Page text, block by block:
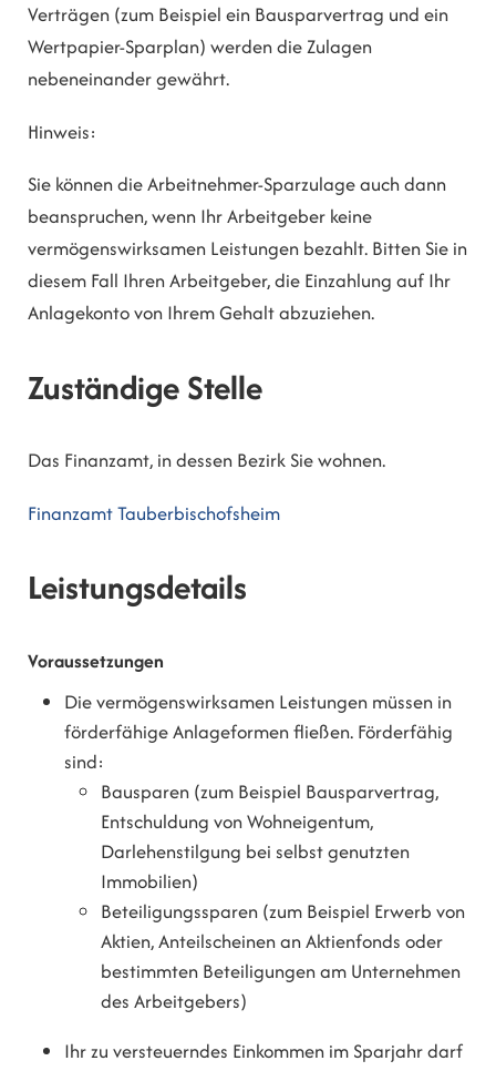
Verträgen (zum Beispiel ein Bausparvertrag und ein
Wertpapier-Sparplan) werden die Zulagen
nebeneinander gewährt.
Hinweis:
Sie können die Arbeitnehmer-Sparzulage auch dann
beanspruchen, wenn Ihr Arbeitgeber keine
vermögenswirksamen Leistungen bezahlt. Bitten Sie in
diesem Fall Ihren Arbeitgeber, die Einzahlung auf Ihr
Anlagekonto von Ihrem Gehalt abzuziehen.
Zuständige Stelle
Das Finanzamt, in dessen Bezirk Sie wohnen.
Finanzamt Tauberbischofsheim
Leistungsdetails
Voraussetzungen
Die vermögenswirksamen Leistungen müssen in
förderfähige Anlageformen fließen. Förderfähig
sind:
Bausparen (zum Beispiel Bausparvertrag,
Entschuldung von Wohneigentum,
Darlehenstilgung bei selbst genutzten
Immobilien)
Beteiligungssparen (zum Beispiel Erwerb von
Aktien, Anteilscheinen an Aktienfonds oder
bestimmten Beteiligungen am Unternehmen
des Arbeitgebers)
Ihr zu versteuerndes Einkommen im Sparjahr darf